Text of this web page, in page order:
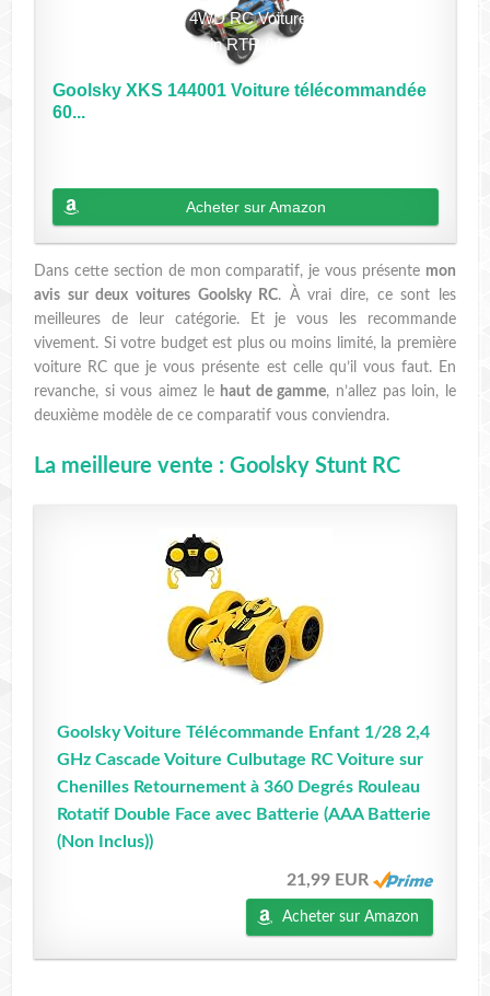
Goolsky XKS 144001 Voiture télécommandée
60...
Acheter sur Amazon
Dans cette section de mon comparatif, je vous présente mon
avis sur deux voitures Goolsky RC. À vrai dire, ce sont les
meilleures de leur catégorie. Et je vous les recommande
vivement. Si votre budget est plus ou moins limité, la première
voiture RC que je vous présente est celle qu’il vous faut. En
revanche, si vous aimez le haut de gamme, n’allez pas loin, le
deuxième modèle de ce comparatif vous conviendra.
La meilleure vente : Goolsky Stunt RC
Goolsky Voiture Télécommande Enfant 1/28 2,4
GHz Cascade Voiture Culbutage RC Voiture sur
Chenilles Retournement à 360 Degrés Rouleau
Rotatif Double Face avec Batterie (AAA Batterie
(Non Inclus))
21,99 EUR
Acheter sur Amazon